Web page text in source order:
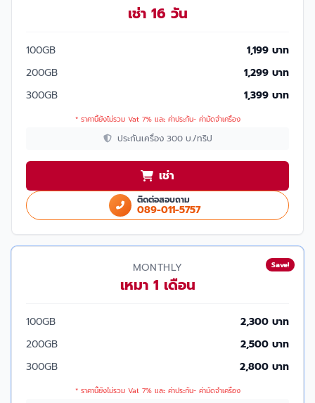
เช่า 16 วัน
100GB
1,199 บาท
200GB
1,299 บาท
300GB
1,399 บาท
* ราคานี้ยังไม่รวม Vat 7% และ ค่าประกัน- ค่ามัดจำเครื่อง
ประกันเครื่อง 300 บ./ทริป
เช่า
ติดต่อสอบถาม
089-011-5757
Save!
MONTHLY
เหมา 1 เดือน
100GB
2,300 บาท
200GB
2,500 บาท
300GB
2,800 บาท
* ราคานี้ยังไม่รวม Vat 7% และ ค่าประกัน- ค่ามัดจำเครื่อง